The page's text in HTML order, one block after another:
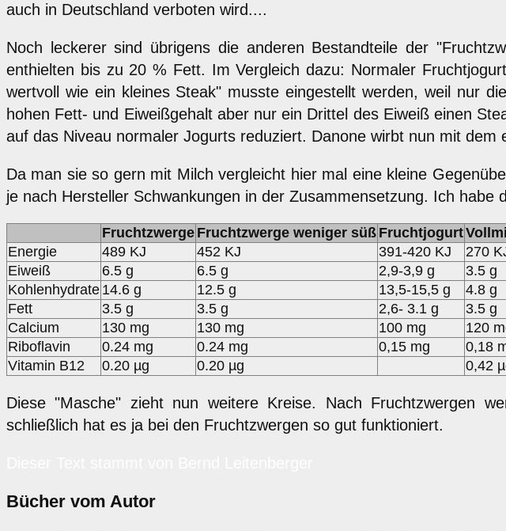
auch in Deutschland verboten wird....
Noch leckerer sind übrigens die anderen Bestandteile der
enthielten bis zu 20 % Fett. Im Vergleich dazu: Normaler
wertvoll wie ein kleines Steak" musste eingestellt werden, weil nur
hohen Fett- und Eiweißgehalt aber nur ein Drittel des Eiweiß einen
auf das Niveau normaler Jogurts reduziert. Danone wirbt nun mit dem
Da man sie so gern mit Milch vergleicht hier mal eine kleine
je nach Hersteller Schwankungen in der Zusammensetzung. Ich
Fruchtzwerge Fruchtzwerge weniger süß Fruchtjogurt
Energie
489 KJ 452 KJ 391-420 KJ
270
Eiweiß
6.5 g 6.5 g 2,9-3,9 g
3.5 g
Kohlenhydrate 14.6 g 12.5 g 13,5-15,5 g
4.8 g
Fett
3.5 g 3.5 g 2,6- 3.1 g
3.5 g
Calcium
130 mg 130 mg 100 mg
120
Riboflavin
0.24 mg 0.24 mg 0,15 mg
0,18
Vitamin B12
0.20 µg 0.20 µg 0,42
Diese "Masche" zieht nun weitere Kreise. Nach Fruchtzwergen
schließlich hat es ja bei den Fruchtzwergen so gut funktioniert.
Bücher vom Autor